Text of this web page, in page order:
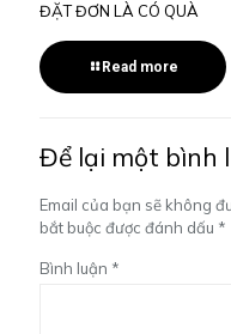
ĐẶT ĐƠN LÀ CÓ QUÀ
Read more
Để lại một bình
Email của bạn sẽ không
bắt buộc được đánh dấu *
Bình luận *